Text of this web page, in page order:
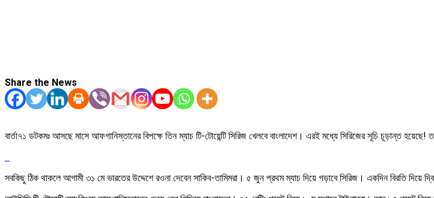
Share the News
বার্তা৭১ ডটকমঃ আসছে মাসে আফগানিস্তানের বিপক্ষে তিন ম্যাচ টি-টোয়েন্টি সিরিজ খেলবে বাংলাদেশ। এরই মধ্যে সিরিজের সূচি চূড়ান্ত
সবকিছু ঠিক থাকলে আগামী ৩১ মে ভারতের উদ্দেশে রওনা দেবেন সাকিব-তামিমরা। ৫ জুন প্রথম ম্যাচ দিয়ে গড়াবে সিরিজ। একদিন বিরতি দিয়ে